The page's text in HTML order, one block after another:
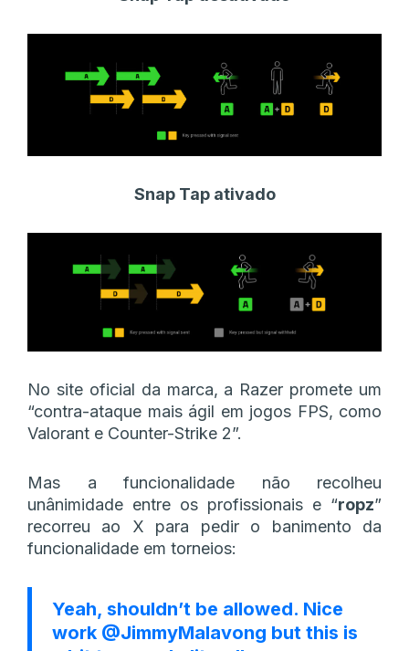
Snap Tap ativado
No site oficial da marca, a Razer promete um
“contra-ataque mais ágil em jogos FPS, como
Valorant e Counter-Strike 2”.
Mas a funcionalidade não recolheu
unânimidade entre os profissionais e “ropz”
recorreu ao X para pedir o banimento da
funcionalidade em torneios:
Yeah, shouldn’t be allowed. Nice
work @JimmyMalavong but this is